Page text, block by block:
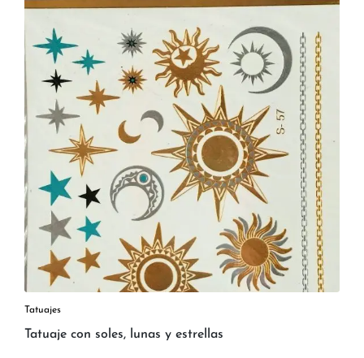
Tatuajes
Tatuaje con soles, lunas y estrellas